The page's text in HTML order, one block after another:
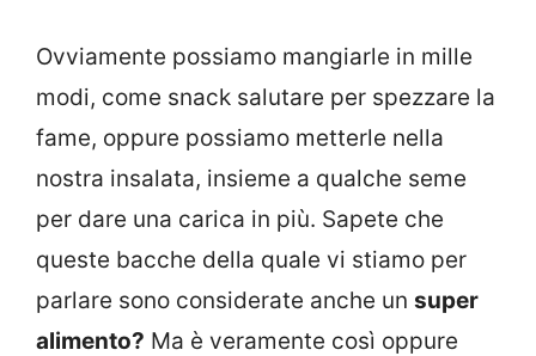
Ovviamente possiamo mangiarle in mille
modi, come snack salutare per spezzare la
fame, oppure possiamo metterle nella
nostra insalata, insieme a qualche seme
per dare una carica in più. Sapete che
queste bacche della quale vi stiamo per
parlare sono considerate anche un super
alimento? Ma è veramente così oppure